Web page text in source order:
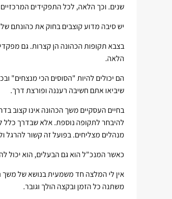
שנים. וכך הלאה, לכל התפקידים
יש סיבה מדוע קוצבים בחוק את כהונתם
בצבא תקופות הכהונה הן קצרות. גם
הלאה.
הם יכולים להיות "הסוסים הכי מנצחים"
שיביאו אתם חשיבה רעננה ופורצת דרך.
בחיים העסקיים משך הכהונה אינו קצוב
להיבחר לתקופה נוספת. אלא שבדרך כלל
מנהלים מצליחים. בפועל זה קשור להרגל
כאשר המנכ"ל הוא גם הבעלים, הוא יכול
אין לי המלצה חד משמעית בנושא של משך
משתנה כל הזמן ובקצה הולך וגובר.